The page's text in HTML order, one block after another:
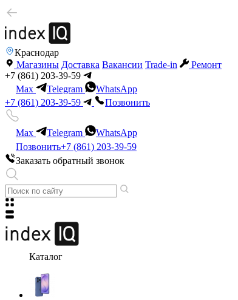
Краснодар
Магазины Доставка Вакансии Trade-in
Ремонт
+7 (861) 203-39-59
Max
Telegram
WhatsApp
+7 (861) 203-39-59
Позвонить
Max Telegram
WhatsApp
Позвонить+7 (861) 203-39-59
Заказать обратный звонок
Каталог